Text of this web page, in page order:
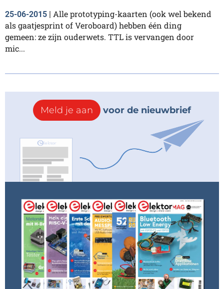
25-06-2015
Alle prototyping-kaarten (ook wel bekend
als gaatjesprint of Veroboard) hebben één ding
gemeen: ze zijn ouderwets. TTL is vervangen door
mic...
Meld je aan voor de nieuwbrief